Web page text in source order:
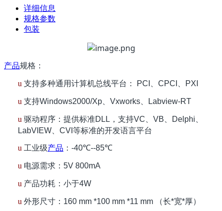
详细信息
规格参数
包装
产品规格：
u 支持多种通用计算机总线平台： PCI CPCI PXI
u 支持Windows2000/Xp Vxworks Labview-RT
u 驱动程序：提供标准DLL ，支持VC VB Delphi
LabVIEW
CVI 等标准的开发语言平台
u 工业级产品 ： -40℃--85℃
u 电源需求： 5V 800mA
u 产品功耗：小于4W
u 外形尺寸： 160 mm *100 mm *11 mm （长*宽*厚）